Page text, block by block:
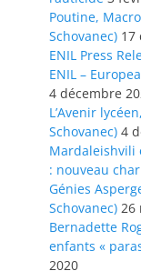
Poutine,
Schovanec) 17
ENIL Press
ENIL –
4 décembre
L’Avenir
Schovanec) 4
Mardaleishvili
: nouveau
Génies
Schovanec) 26
Bernadette
enfants «
2020